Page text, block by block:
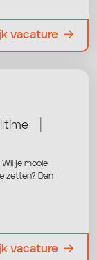
vacature
je mooie
zetten? Dan
vacature